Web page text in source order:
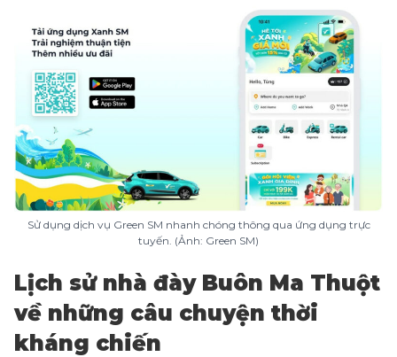
Sử dụng dịch vụ Green SM nhanh chóng thông qua ứng dụng trực
tuyến. (Ảnh: Green SM)
Lịch sử nhà đày Buôn Ma Thuột
về những câu chuyện thời
kháng chiến